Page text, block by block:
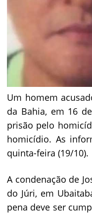
Um homem
da Bahia, em 16
prisão pelo
homicídio. As
quinta-feira (19/10).
A condenação de
do Júri, em
pena deve ser